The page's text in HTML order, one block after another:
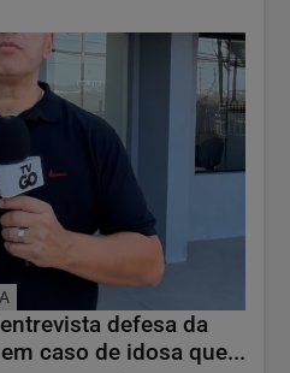
defesa da
caso de idosa que...